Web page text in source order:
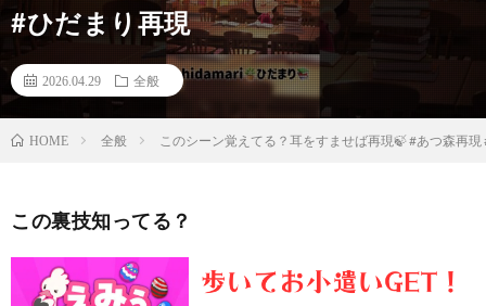
#ひだまり再現
2026.04.29 全般
HOME 全般 このシーン覚えてる？耳をすませば再現🍃 #あつ森再
この裏技知ってる？